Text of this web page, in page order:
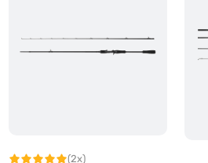
(2x)